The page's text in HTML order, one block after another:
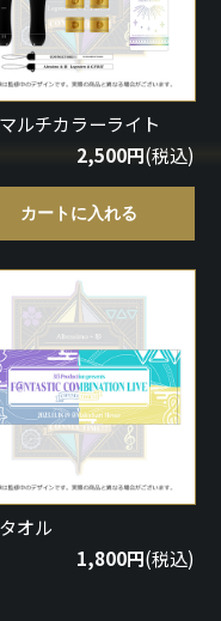
会
ルチカラーライト
2,500円(税込)
カートに入れる
オル
1,800円(税込)